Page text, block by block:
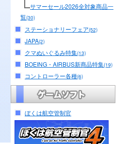
サマーセール2026全対象商品一
覧(30)
ステーショナリーフェア(52)
JAPA(2)
クマぬいぐるみ特集(13)
BOEING・AIRBUS新商品特集(19)
コントローラー各種(6)
ぼくは航空管制官